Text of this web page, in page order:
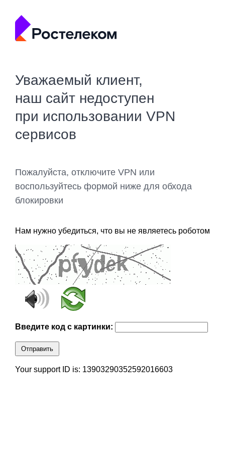
Уважаемый клиент,
наш сайт недоступен
при использовании VPN
сервисов
Пожалуйста, отключите VPN или
воспользуйтесь формой ниже для обхода
блокировки
Нам нужно убедиться, что вы не являетесь роботом
Введите код с картинки:
Отправить
Your support ID is: 13903290352592016603